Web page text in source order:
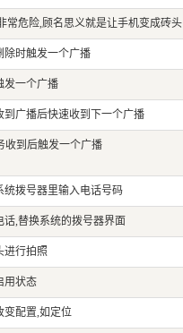
常危险,顾名思义就是让手机变成砖头
除时触发一个广播
发一个广播
到广播后快速收到下一个广播
收到后触发一个广播
统拨号器里输入电话号码
话,替换系统的拨号器界面
进行拍照
用状态
变配置,如定位